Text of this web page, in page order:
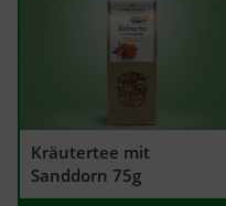
Kräutertee mit
Sanddorn 75g